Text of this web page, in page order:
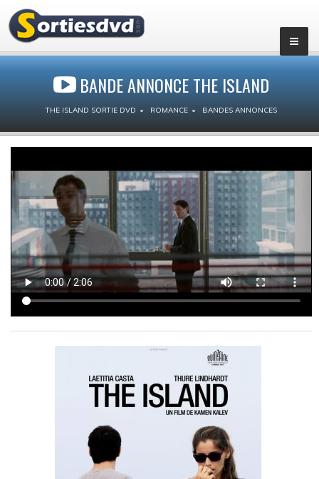
BANDE ANNONCE THE ISLAND
THE ISLAND SORTIE DVD ROMANCE BANDES ANNONCES